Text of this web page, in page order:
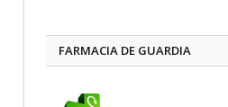
FARMACIA DE GUARDIA